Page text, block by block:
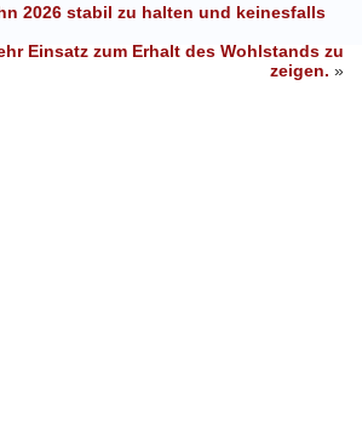
2026 stabil zu halten und keinesfalls
Einsatz zum Erhalt des Wohlstands zu
zeigen. »